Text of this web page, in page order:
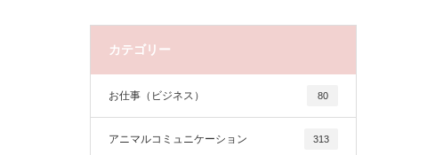
カテゴリー
お仕事（ビジネス） 80
アニマルコミュニケーション 313